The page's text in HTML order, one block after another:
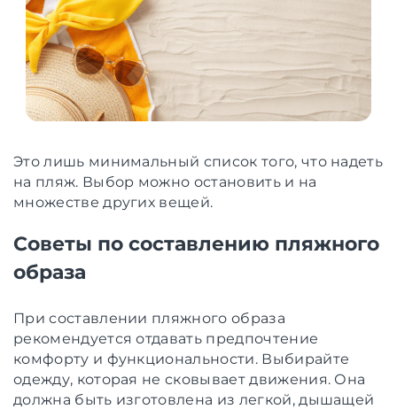
Это лишь минимальный список того, что надеть
на пляж. Выбор можно остановить и на
множестве других вещей.
Советы по составлению пляжного
образа
При составлении пляжного образа
рекомендуется отдавать предпочтение
комфорту и функциональности. Выбирайте
одежду, которая не сковывает движения. Она
должна быть изготовлена из легкой, дышащей